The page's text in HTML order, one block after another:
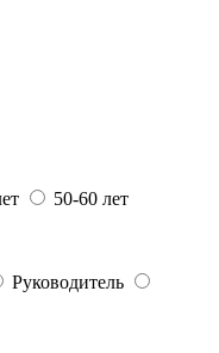
50-60 лет
Руководитель